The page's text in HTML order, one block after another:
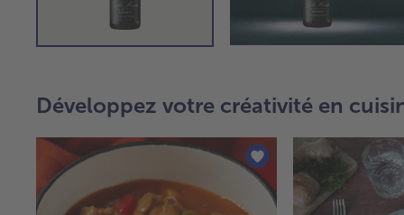
Développez votre créativité en